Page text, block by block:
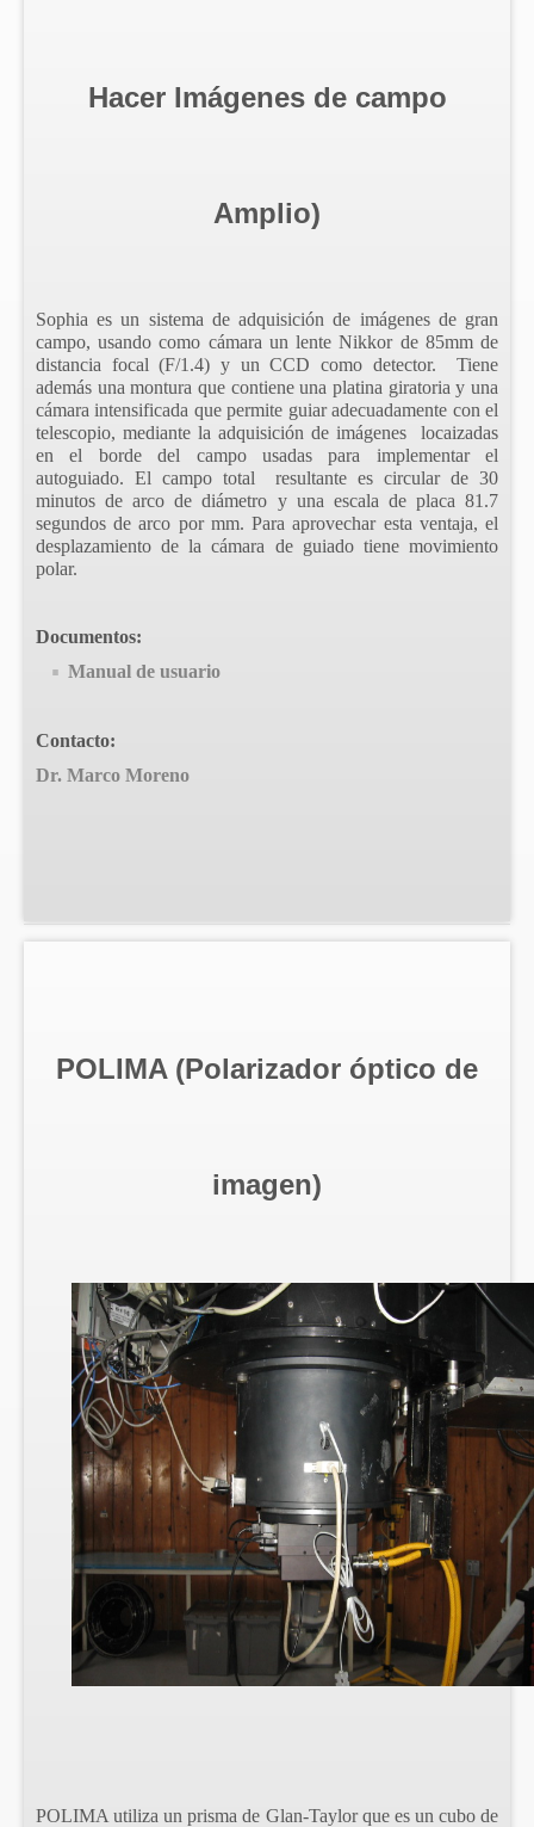
Hacer Imágenes de campo
Amplio)
Sophia es un sistema de adquisición de imágenes de gran
campo, usando como cámara un lente Nikkor de 85mm de
distancia focal (F/1.4) y un CCD como detector. Tiene
además una montura que contiene una platina giratoria y una
cámara intensificada que permite guiar adecuadamente con el
telescopio, mediante la adquisición de imágenes locaizadas
en el borde del campo usadas para implementar el
autoguiado. El campo total resultante es circular de 30
minutos de arco de diámetro y una escala de placa 81.7
segundos de arco por mm. Para aprovechar esta ventaja, el
desplazamiento de la cámara de guiado tiene movimiento
polar.
Documentos:
Manual de usuario
Contacto:
Dr. Marco Moreno
POLIMA (Polarizador óptico de
imagen)
POLIMA utiliza un prisma de Glan-Taylor que es un cubo de